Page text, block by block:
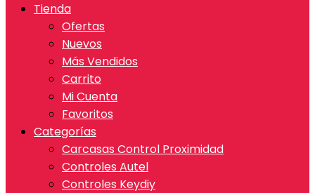
Tienda
Ofertas
Nuevos
Más Vendidos
Carrito
Mi Cuenta
Favoritos
Categorías
Carcasas Control Proximidad
Controles Autel
Controles Keydiy